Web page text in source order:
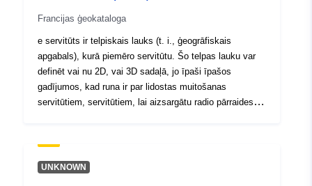
Francijas ģeokataloga
e servitūts ir telpiskais lauks (t. i., ģeogrāfiskais
apgabals), kurā piemēro servitūtu. Šo telpas lauku var
definēt vai nu 2D, vai 3D sadaļā, jo īpaši īpašos
gadījumos, kad runa ir par lidostas muitošanas
servitūtiem, servitūtiem, lai aizsargātu radio pārraides
UNKNOWN